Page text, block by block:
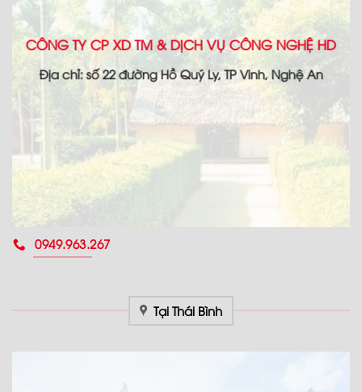
CÔNG TY CP XD TM & DỊCH VỤ CÔNG NGHỆ HD
Địa chỉ: số 22 đường Hồ Quý Ly, TP Vinh, Nghệ An
0949.963.267
Tại Thái Bình